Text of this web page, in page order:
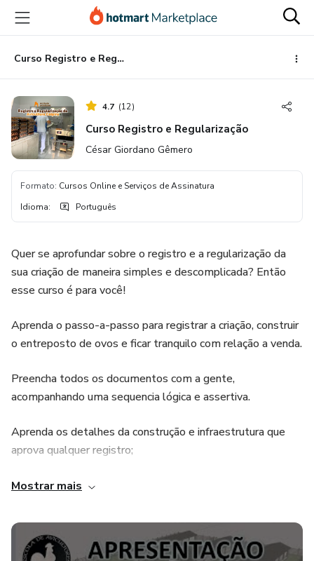
para
conteúdo
principal
para
pagamento
para
rodapé
Curso Registro e Regularização
4.7 (12)
Curso Registro e Regularização
César Giordano Gêmero
Formato: Cursos Online e Serviços de Assinatura
Idioma: Português
Quer se aprofundar sobre o registro e a regularização da
sua criação de maneira simples e descomplicada? Então
esse curso é para você!
Aprenda o passo-a-passo para registrar a criação, construir
o entreposto de ovos e ficar tranquilo com relação a venda.
Preencha todos os documentos com a gente,
acompanhando uma sequencia lógica e assertiva.
Aprenda os detalhes da construção e infraestrutura que
aprova qualquer registro;
Tenha acesso aos melhores materiais, como: plantas de
de anotações obrigatórias;
Saiba construir e utilizar a composteira de maneira correta;
Mostrar mais